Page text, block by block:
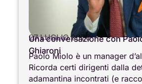
27 LUGLIO 2026
VITA AZIENDALE
Una conversazione con
Ghiaroni
Paolo Miolo è un manager
Ricorda certi dirigenti dalla
adamantina incontrati (e